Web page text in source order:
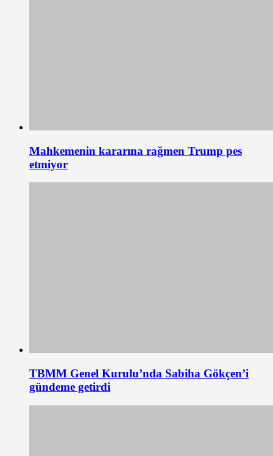
Mahkemenin kararına rağmen Trump pes
etmiyor
TBMM Genel Kurulu’nda Sabiha Gökçen’i
gündeme getirdi